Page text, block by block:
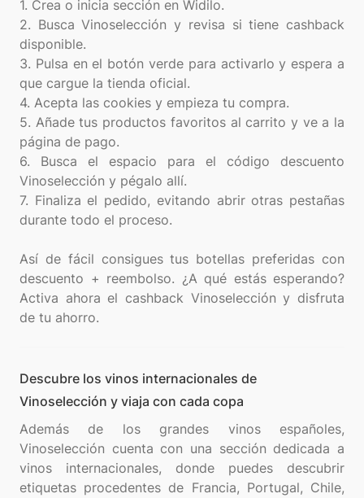
1. Crea o inicia sección en Widilo.
2. Busca Vinoselección y revisa si tiene cashback
disponible.
3. Pulsa en el botón verde para activarlo y espera a
que cargue la tienda oficial.
4. Acepta las cookies y empieza tu compra.
5. Añade tus productos favoritos al carrito y ve a la
página de pago.
6. Busca el espacio para el código descuento
Vinoselección y pégalo allí.
7. Finaliza el pedido, evitando abrir otras pestañas
durante todo el proceso.
Así de fácil consigues tus botellas preferidas con
descuento + reembolso. ¿A qué estás esperando?
Activa ahora el cashback Vinoselección y disfruta
Descubre los vinos internacionales de
Vinoselección y viaja con cada copa
Además de los grandes vinos españoles,
Vinoselección cuenta con una sección dedicada a
vinos internacionales, donde puedes descubrir
etiquetas procedentes de Francia, Portugal, Chile,